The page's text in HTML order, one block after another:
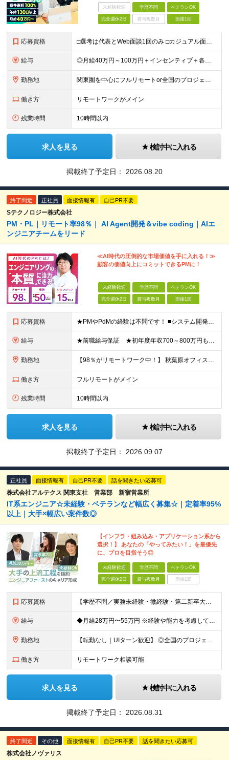
未経験歓迎 学歴不問 ベテランOK
完全週休2日 賞与複数月 面接1回
応募資格 □選考は代表とWeb面談1回のみ □カジュアル面談も大歓迎！ 【応募条件】 ◎ITエンジニアの開発の実務経験をお持ちの方 └言語・業界・ジャンル不問 └ブランクありOK！学歴不問 ＼ こんな思いを
給与 ◎月給40万円～100万円＋インセンティブ＋各種手当 ・年収120万〜300万円UPの実績も！ ・平均年収UP率は1.1～1.3倍 ・案件単価100%公開 × 単価連動の給与制度 ・能力等を考慮の上、
勤務地 関東圏を中心にフルリモートor全国のプロジェクトも可 ◆リモート実施率80% ◆UIターン歓迎！転勤なし ※(変更の範囲)上記を除く当社関連勤務地 本社：東京都新宿区西新宿3-9-23 西新宿大和ビ
働き方 リモートワークがメイン
残業時間 10時間以内
求人を見る 検討中に入れる
掲載終了予定日： 2026.08.20
終了間近 正社員 面接情報有 自己PR不要
Sテクノロジー株式会社
PM・PL｜リモート率98％｜ AI Agent開発＆vibe coding｜AIエ
ンジニアチームをリード
≪AI時代の圧倒的な市場価値を手に入れる！≫
顧客の価値向上にコミットできるPMに！
未経験歓迎 学歴不問 ベテランOK
完全週休2日 賞与複数月 面接1回
応募資格 ★PMやPdMの経験は不問です！ ■システム開発においてリーダーなどマネジメント経験をお持ちの方 ■学歴不問 ≪こんな方はぜびご応募ください≫ □リーダー経験を活かしてステップアップしたい □管理
給与 ★前職給与保証 ★初年度年収700～800万円も可能 月給50万円～90万円＋賞与年2回＋各種手当 ◎スキルや経験などを考慮。前職から給与アップをお約束します！ ◎上記月給には固定残業代30時間分
勤務地 【98％がリモートワーク中！】 秋葉原オフィス、または福岡オフィス ※転勤はありません ＜本社＞ 東京都台東区台東4-14-7 日警東京ビル5F ＜福岡営業所＞ 福岡県福岡市博多区博多駅前1-2
働き方 フルリモートがメイン
残業時間 10時間以内
求人を見る 検討中に入れる
掲載終了予定日： 2026.09.07
正社員 面接情報有 自己PR不要 話を聞きたい応募可
株式会社アルテクス 関東支社 営業部 新宿営業所
IT系エンジニア☆未経験・ベテランなど幅広く募集☆｜定着率95%
以上｜大手×幅広い案件数◎
【インフラ・組み込み・アプリケーション系から
選択！】 あなたの「やってみたい！」を最優先
に、プロを目指そう◎
未経験歓迎 学歴不問 ベテランOK
完全週休2日 賞与複数月 面接1回
応募資格 【学歴不問／実務未経験・微経験・第二新卒大歓迎！】 ★年齢不問！40〜50代のベテラン層の採用・活躍実績も多数あります。1〜2年程度でも構築の経験があれば即戦力として評価します！ 【求める経験・スキ
給与 ◆月給28万円〜55万円 ※経験や能力を考慮して優遇します ※残業代は別途全額支給します ※試用期間3ヶ月（期間中も待遇・条件に差異はございません）
勤務地 【転勤なし｜UIターン歓迎】 ◎全国のプロジェクト先へ配属 ※配属先は希望を考慮します ※お任せする業務の状況により転居を伴う就業の可能性はありますが、その際は希望を考慮します ◆本社 福岡県
働き方 リモートワーク相談可能
求人を見る 検討中に入れる
掲載終了予定日： 2026.08.31
終了間近 その他 面接情報有 自己PR不要 話を聞きたい応募可
株式会社ノヴァリス